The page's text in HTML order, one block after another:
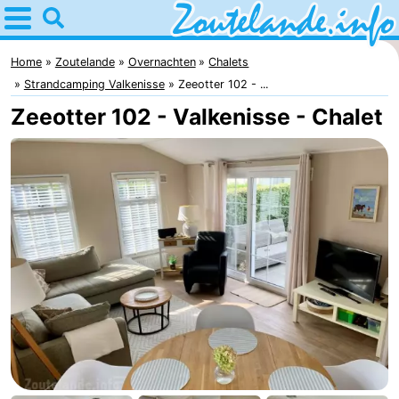
Home
Zoutelande
Tips
Voor
kinderen
Webcam
Webcam
Langstraat
Webcam
Strand
Overnachten
Appartementen
Bed
Home Zoutelande Overnachten
Chalets
Strandcamping Valkenisse
Zeeotter 102 - ...
Zeeotter 102 - Valkenisse - Chalet